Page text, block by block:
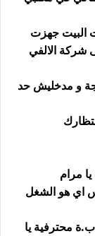
البيت جهزت
شركة الالفي
و مدخليش حد
مرام
اي هو الشغل
محترفية يا